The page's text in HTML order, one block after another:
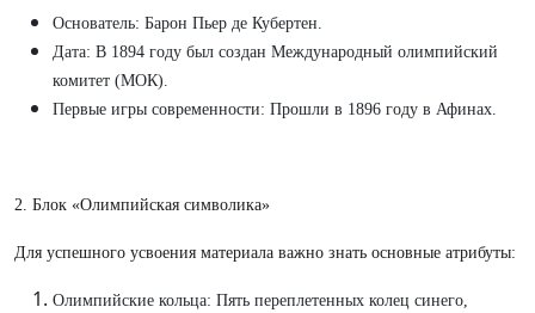
Основатель: Барон Пьер де Кубертен.
Дата: В 1894 году был создан Международный олимпийский
комитет (МОК).
Первые игры современности: Прошли в 1896 году в Афинах.
2. Блок «Олимпийская символика»
Для успешного усвоения материала важно знать основные атрибуты:
Олимпийские кольца: Пять переплетенных колец синего,